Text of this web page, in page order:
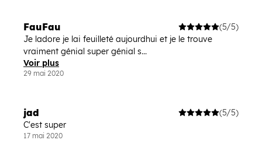
FauFau
(5/5)
Je ladore je lai feuilleté aujourdhui et je le trouve
vraiment génial super génial s...
Voir plus
29 mai 2020
jad
(5/5)
C'est super
17 mai 2020